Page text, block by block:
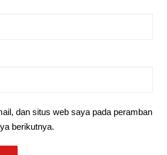
dan situs web saya pada peramban
berikutnya.